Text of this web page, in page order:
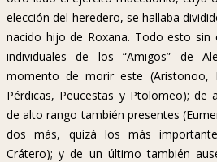
elección del heredero, se hallaba
nacido hijo de Roxana. Todo esto sin
individuales de los “Amigos” de
momento de morir este (Aristonoo,
Pérdicas, Peucestas y Ptolomeo); de
de alto rango también presentes
dos más, quizá los más
Crátero); y de un último también